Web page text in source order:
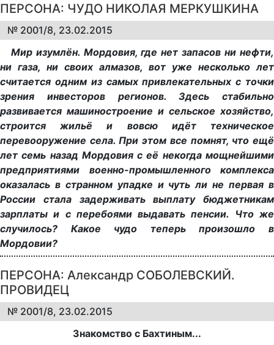
ПЕРСОНА: ЧУДО НИКОЛАЯ МЕРКУШКИНА
№ 2001/8, 23.02.2015
Мир изумлён. Мордовия, где нет запасов ни нефти,
ни газа, ни своих алмазов, вот уже несколько лет
считается одним из самых привлекательных с точки
зрения инвесторов регионов. Здесь стабильно
развивается машиностроение и сельское хозяйство,
строится жильё и вовсю идёт техническое
перевооружение села. При этом все помнят, что ещё
лет семь назад Мордовия с её некогда мощнейшими
предприятиями военно-промышленного комплекса
оказалась в странном упадке и чуть ли не первая в
России стала задерживать выплату бюджетникам
зарплаты и с перебоями выдавать пенсии. Что же
случилось? Какое чудо теперь произошло в
Мордовии?
ПЕРСОНА: Александр СОБОЛЕВСКИЙ.
ПРОВИДЕЦ
№ 2001/8, 23.02.2015
Знакомство с Бахтиным...